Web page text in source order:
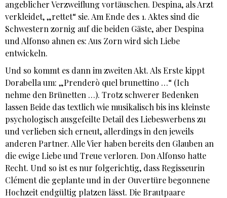
angeblicher Verzweiflung vortäuschen. Despina, als Arzt
verkleidet, „rettet“ sie. Am Ende des 1. Aktes sind die
Schwestern zornig auf die beiden Gäste, aber Despina
und Alfonso ahnen es: Aus Zorn wird sich Liebe
entwickeln.
Und so kommt es dann im zweiten Akt. Als Erste kippt
Dorabella um: „Prenderò quel brunettino …“ (Ich
nehme den Brünetten …). Trotz schwerer Bedenken
lassen Beide das textlich wie musikalisch bis ins kleinste
psychologisch ausgefeilte Detail des Liebeswerbens zu
und verlieben sich erneut, allerdings in den jeweils
anderen Partner. Alle Vier haben bereits den Glauben an
die ewige Liebe und Treue verloren. Don Alfonso hatte
Recht. Und so ist es nur folgerichtig, dass Regisseurin
Clément die geplante und in der Ouvertüre begonnene
Hochzeit endgültig platzen lässt. Die Brautpaare